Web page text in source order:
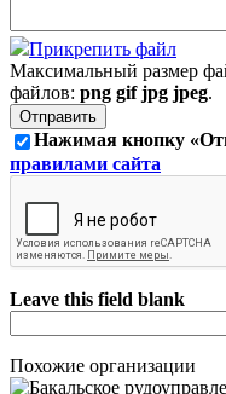
Прикрепить файл
Максимальный размер
файлов: png gif jpg jpeg.
Нажимая кнопку
правилами сайта
Leave this field blank
Похожие организации